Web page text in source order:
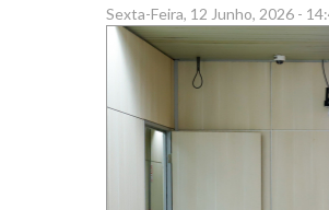
Sexta-Feira, 12 Junho, 2026 -